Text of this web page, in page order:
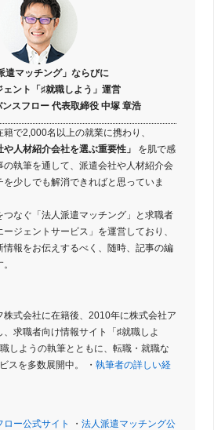
遣マッチング」ならびに
ェント「♯就職しよう」運営
スフロー 代表取締役 中塚 章浩
で2,000名以上の就業に携わり、
や人材紹介会社を選ぶ重要性」
を肌で感
の執筆を通して、派遣会社や人材紹介会
少しでも解消できればと思っていま
なぐ「法人派遣マッチング」と求職者
ジェントサービス」を運営しており、
情報をお伝えするべく、随時、記事の編
株式会社に在籍後、2010年に株式会社ア
、求職者向け情報サイト「♯就職しよ
しようの執筆とともに、転職・就職な
スを多数展開中。 ・ 執筆者の詳しい経
ー公式サイト ・ 法人派遣マッチング公